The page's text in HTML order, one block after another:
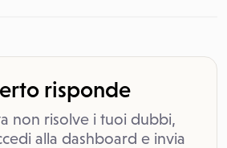
risponde
non risolve i tuoi dubbi,
alla dashboard e invia